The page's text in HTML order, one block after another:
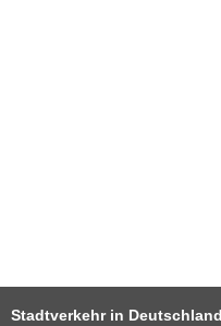
Stadtverkehr in Deutschland